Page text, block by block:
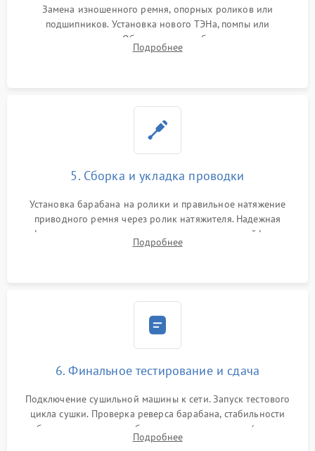
Замена изношенного ремня, опорных роликов или
подшипников. Установка нового ТЭНа, помпы или
термодатчиков. Обязательная глубокая очистка
конденсатора, крыльчатки вентилятора и воздуховодов от
Подробнее
5. Сборка и укладка проводки
Установка барабана на ролики и правильное натяжение
приводного ремня через ролик натяжителя. Надежная
фиксация всех узлов, подключение клемм и шлейфов к
модулю управления. Монтаж корпусных панелей, люка и
Подробнее
6. Финальное тестирование и сдача
Подключение сушильной машины к сети. Запуск тестового
цикла сушки. Проверка реверса барабана, стабильности
набора температуры, работы дренажного насоса (откачка
конденсата) и отсутствия посторонних скрипов, стуков или
Подробнее